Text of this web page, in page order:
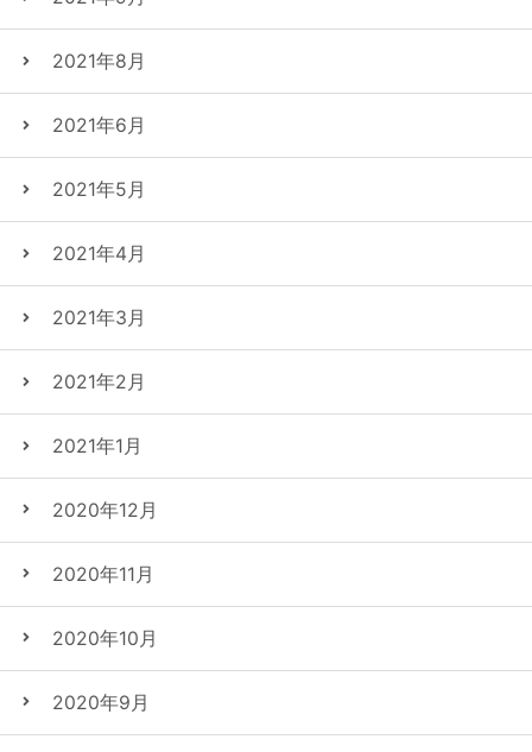
2021年8月
2021年6月
2021年5月
2021年4月
2021年3月
2021年2月
2021年1月
2020年12月
2020年11月
2020年10月
2020年9月